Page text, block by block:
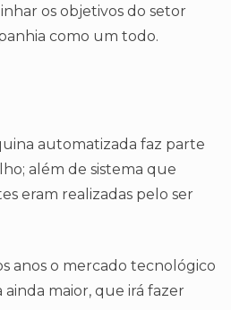
os objetivos do setor
como um todo.
automatizada faz parte
além de sistema que
eram realizadas pelo ser
anos o mercado tecnológico
maior, que irá fazer